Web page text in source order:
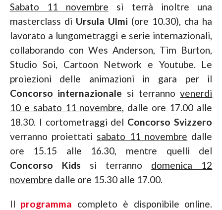
Sabato 11 novembre si terrà inoltre una
masterclass di Ursula Ulmi (ore 10.30), cha ha
lavorato a lungometraggi e serie internazionali,
collaborando con Wes Anderson, Tim Burton,
Studio Soi, Cartoon Network e Youtube. Le
proiezioni delle animazioni in gara per il
Concorso internazionale si terrannovenerdì
10 e sabato 11 novembre, dalle ore 17.00 alle
18.30. I cortometraggi del Concorso Svizzero
verranno proiettati sabato 11 novembre dalle
ore 15.15 alle 16.30, mentre quelli del
Concorso Kids si terranno domenica 12
novembre dalle ore 15.30 alle 17.00.
Il programma completo è disponibile online.